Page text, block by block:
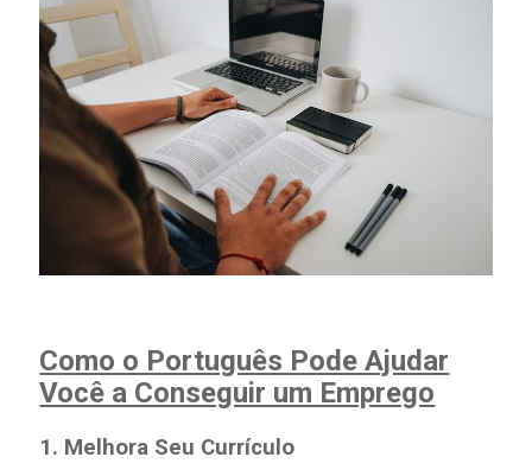
Como o Português Pode Ajudar
Você a Conseguir um Emprego
1. Melhora Seu Currículo